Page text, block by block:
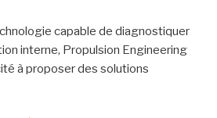
capable de diagnostiquer
interne, Propulsion Engineering
à proposer des solutions